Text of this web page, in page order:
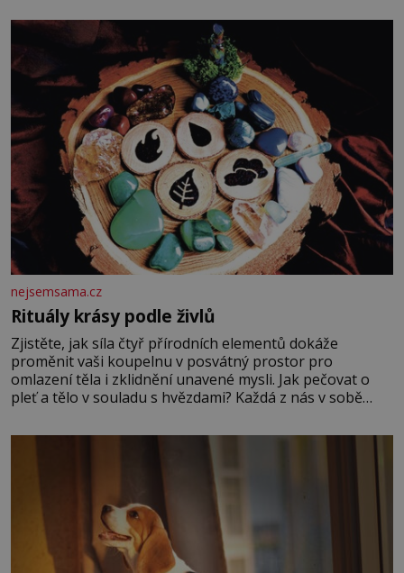
fyzický ani psychický nátlak. Syn brněnského řezníka
chce být knězem a
nejsemsama.cz
Rituály krásy podle živlů
Zjistěte, jak síla čtyř přírodních elementů dokáže
proměnit vaši koupelnu v posvátný prostor pro
omlazení těla i zklidnění unavené mysli. Jak pečovat o
pleť a tělo v souladu s hvězdami? Každá z nás v sobě
povaze, ale i v potřebách naší pokožky. Ohnivá znamení
Ženy narozené ve znamení Berana, Lva a Střelce v sobě
nesou žár, odvahu a neutuchající elán. Vaše